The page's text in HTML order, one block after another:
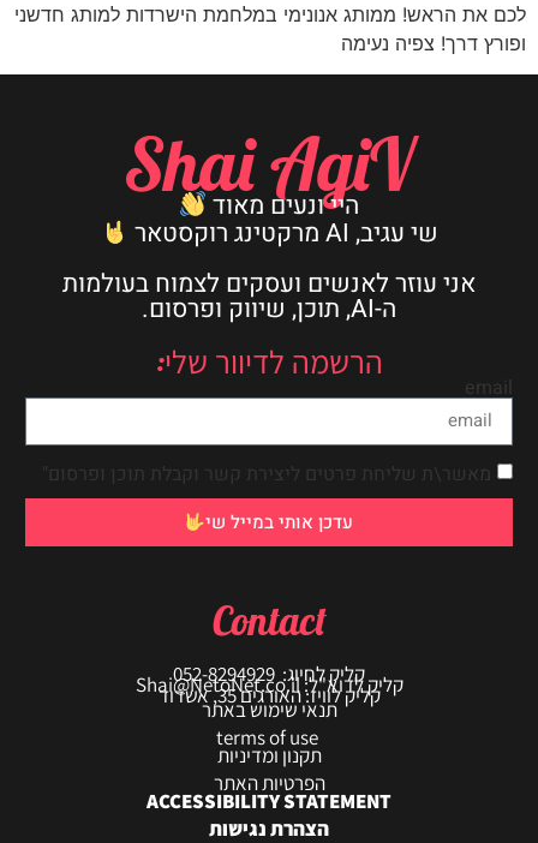
לכם את הראש! ממותג אנונימי במלחמת הישרדות למותג חדשני
ופורץ דרך! צפיה נעימה
Shai AgiV
היי ונעים מאוד
שי עגיב, AI מרקטינג רוקסטאר
אני עוזר לאנשים ועסקים לצמוח בעולמות
ה-AI, תוכן, שיווק ופרסום.
הרשמה לדיוור שלי:
email
מאשר\ת שליחת פרטים ליצירת קשר וקבלת תוכן ופרסום"
עדכן אותי במייל שי
Contact
קליק לחיוג: 052-8294929
קליק לדוא"ל: Shai@NetoNet.co.il
קליק לוויז: האורגים 35, אשדוד
תנאי שימוש באתר
תקנון ומדיניות
הפרטיות האתר
ACCESSIBILITY STATEMENT
הצהרת נגישות